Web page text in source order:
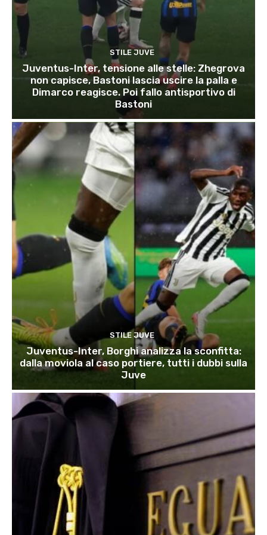
STILE JUVE
Juventus-Inter, tensione alle stelle: Zhegrova
non capisce, Bastoni lascia uscire la palla e
Dimarco reagisce. Poi fallo antisportivo di
Bastoni
STILE JUVE
Juventus-Inter, Borghi analizza la sconfitta:
dalla moviola al caso portiere, tutti i dubbi sulla
Juve